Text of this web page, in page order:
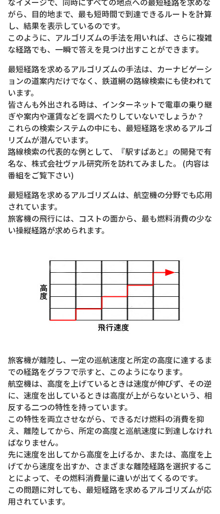
がら、目的地まで、最も短時間で到達できるルートを計算
し、結果を表示しているのです。
このように、アルゴリズムの手法を用いれば、さらに複雑
な経路でも、一瞬で答えを見つけ出すことができます。
最短経路を求めるアルゴリズムの手法は、カーナビゲーシ
ョンの道案内だけでなく、鉄道網の路線検索にも使われて
います。
皆さんも外出される時は、インターネットで電車の乗り継
ぎや案内や運賃などを調べたりしていないでしょうか？
これらの検索システムの中にも、最短経路を求めるアルゴ
リズムが潜んでいます。
路線検索の代表的な例として、『駅すぱあと』の開発で有
名な、株式会社ヴァル研究所を訪れてみました。 (内容は
番組をご覧下さい)
最短経路を求めるアルゴリズムは、航空機の分野でも応用
されています。
旅客機の飛行には、コストの面から、最も燃料消費の少な
い操縦経路が求められます。
旅客機が離陸し、一定の巡航速度と所定の高度に達するま
での経路をグラフで示すと、このようになります。
航空機は、高度を上げているときは速度が伸びず、その逆
に、速度を出しているときは高度が上がらないという、相
反する二つの特性を持っています。
この特性を両立させながら、できるだけ燃料の消費を抑
え、離陸してから、所定の高度と巡航速度に到達しなけれ
ばなりません。
先に速度を出してから高度を上げるか、または、高度を上
げてから速度を出すか、さまざまな離陸経路を選択するこ
とによって、その燃料消費量に違いが出てくるのです。
この問題に対しても、最短経路を求めるアルゴリズムが応
用されています。